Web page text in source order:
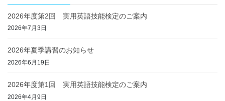
2026年度第2回 実用英語技能検定のご案内
2026年7月3日
2026年夏季講習のお知らせ
2026年6月19日
2026年度第1回 実用英語技能検定のご案内
2026年4月9日